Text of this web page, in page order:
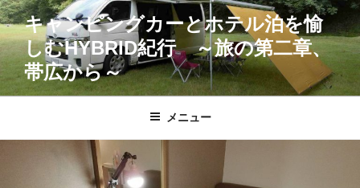
コ
ン
テ
キ
キャンピングカーとホテル泊を愉
しむHYBRID紀行 ～旅の第二章、
帯広から～
メニュー